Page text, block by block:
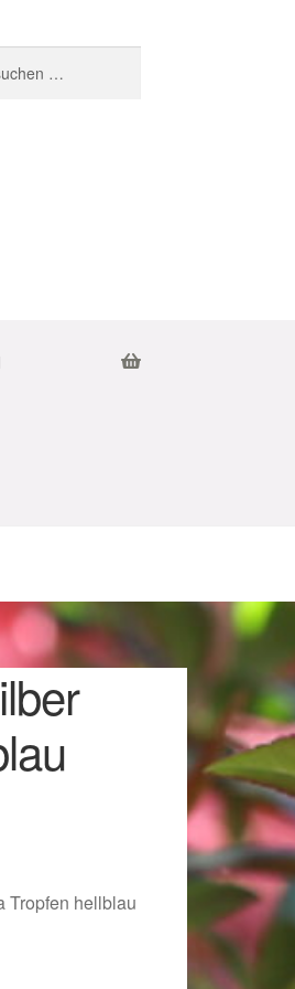
Tropfen hellblau